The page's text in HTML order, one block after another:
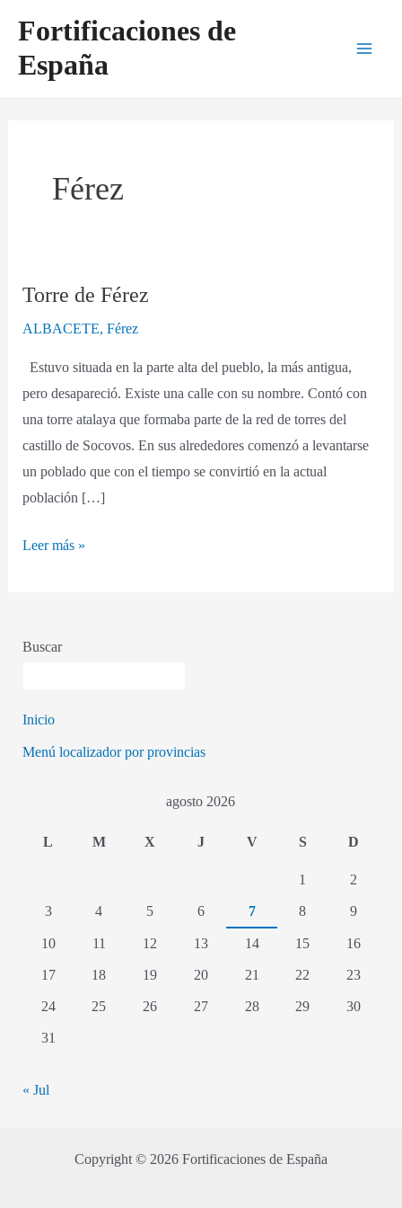
contenido
Fortificaciones de
España
Férez
Torre de Férez
ALBACETE,Férez
Estuvo situada en la parte alta del pueblo, la más antigua,
pero desapareció. Existe una calle con su nombre. Contó con
una torre atalaya que formaba parte de la red de torres del
castillo de Socovos. En sus alrededores comenzó a levantarse
un poblado que con el tiempo se convirtió en la actual
población […]
Torre
Leer más »
Buscar
Inicio
Menú localizador por provincias
agosto 2026
L M X J V S D
1
2
3
4 5 6 7 8
9
10
11 12 13 14 15
16
17
18 19 20 21 22
23
24
25 26 27 28 29
30
31
« Jul
Copyright © 2026 Fortificaciones de España